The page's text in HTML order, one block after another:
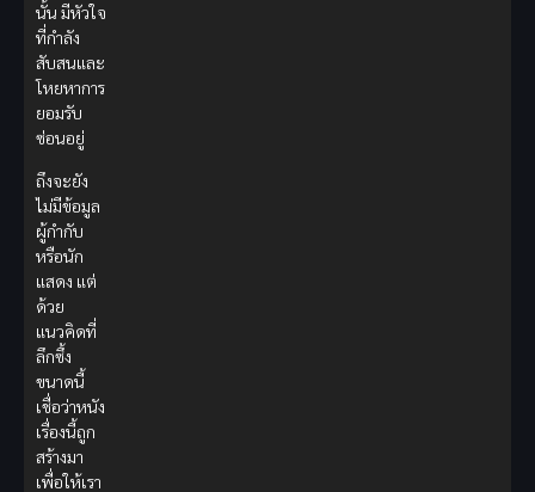
นั้น มีหัวใจ
ที่กำลัง
สับสนและ
โหยหาการ
ยอมรับ
ซ่อนอยู่
ถึงจะยัง
ไม่มีข้อมูล
ผู้กำกับ
หรือนัก
แสดง แต่
ด้วย
แนวคิดที่
ลึกซึ้ง
ขนาดนี้
เชื่อว่าหนัง
เรื่องนี้ถูก
สร้างมา
เพื่อให้เรา